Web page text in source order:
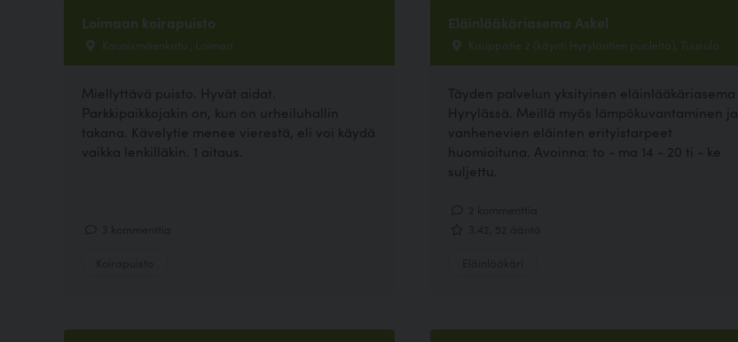
Loimaan koirapuisto
Kaunismäenkatu , Loimaa
Miellyttävä puisto. Hyvät aidat.
Parkkipaikkojakin on, kun on urheiluhallin
takana. Kävelytie menee vierestä, eli voi käydä
vaikka lenkilläkin. 1 aitaus.
Eläinlääkäriasema Askel
Kauppatie 2 (käynti Hyryläntien puolelta), Tuusula
Täyden palvelun yksityinen eläinlääkäriasema
Hyrylässä. Meillä myös lämpökuvantaminen ja
vanhenevien eläinten erityistarpeet
huomioituna. Avoinna: to - ma 14 - 20 ti - ke
suljettu.